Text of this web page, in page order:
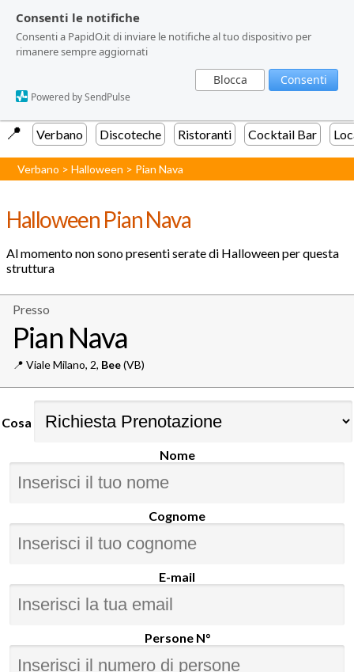
Consenti le notifiche
Consenti a PapidO.it di inviare le notifiche al tuo dispositivo per
rimanere sempre aggiornati
Blocca Consenti
Powered by SendPulse
Consenti le notifiche
Consenti a PapidO.it di inviare le notifiche al tuo dispositivo per
rimanere sempre aggiornati
Blocca Consenti
Powered by SendPulse
📍️ Verbano Discoteche Ristoranti Cocktail Bar
Verbano >Halloween > Pian Nava
Halloween Pian Nava
Al momento non sono presenti serate di Halloween per questa
struttura
Presso
Pian Nava
📍️ Viale Milano, 2, Bee(VB)
Cosa
Nome
Cognome
E-mail
Persone N°